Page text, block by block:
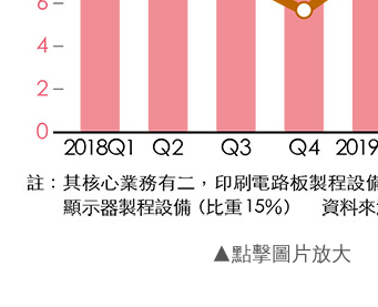
▲點擊圖片放大